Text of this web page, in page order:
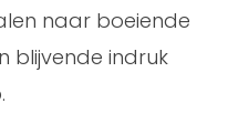
naar boeiende
blijvende indruk